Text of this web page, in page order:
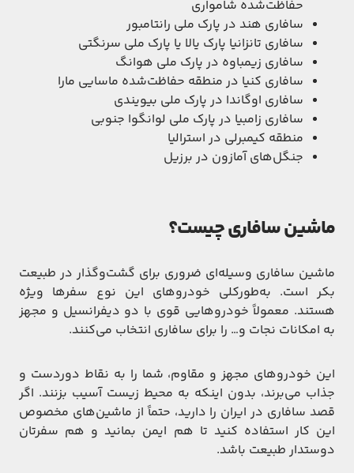
حفاظت‌شده شامواری
سافاری هند در پارک ملی رانتامبور
سافاری تانزانیا پارک یالا یا پارک ملی سرنگتی
سافاری زیمباوه در پارک ملی هوانگ
سافاری کنیا در منطقه حفاظت‌شده ماسایی مارا
سافاری اوگاندا در پارک ملی بیویندی
سافاری زامبیا در پارک ملی لوانگوا جنوبی
منطقه کیمبرلی در استرالیا
جنگل‌های آمازون در برزیل
ماشین سافاری چیست؟
ماشین سافاری وسیله‌ای ضروری برای گشت‌وگذار در طبیعت
بکر است. به‌طورکلی خودروهای این نوع سفرها ویژه
هستند. معمولاً خودروهایی قوی با دو دیفرانسیل و مجهز
به امکانات نجات و… را برای سافاری انتخاب می‌کنند.
این خودروهای مجهز و مقاوم، شما را به نقاط دوردست و
جذاب می‌برند، بدون اینکه به محیط زیست آسیب بزنند. اگر
قصد سافاری در ایران را دارید، حتماً از ماشین‌های مخصوص
این کار استفاده کنید تا هم ایمن بمانید و هم سفرتان
دوستدار طبیعت باشد.